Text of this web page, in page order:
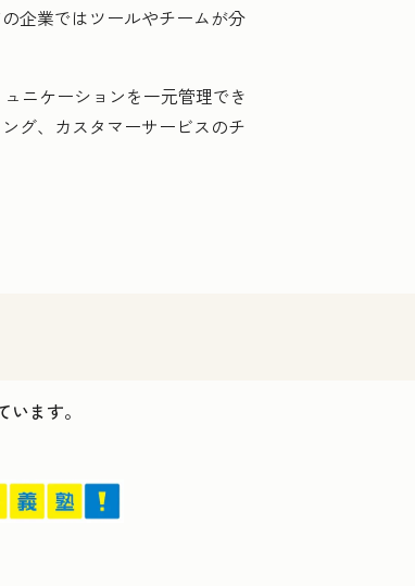
企業ではツールやチームが分
ニケーションを一元管理でき
グ、カスタマーサービスのチ
ます。